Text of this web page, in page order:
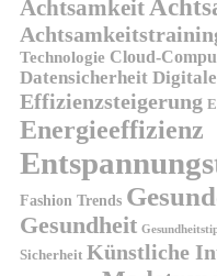
Achtsamkeit
Technologie Cloud-
Datensicherheit
Effizienzsteigerung
Energieeffizienz
Fashion Trends
Gesundheit
Sicherheit Künstliche